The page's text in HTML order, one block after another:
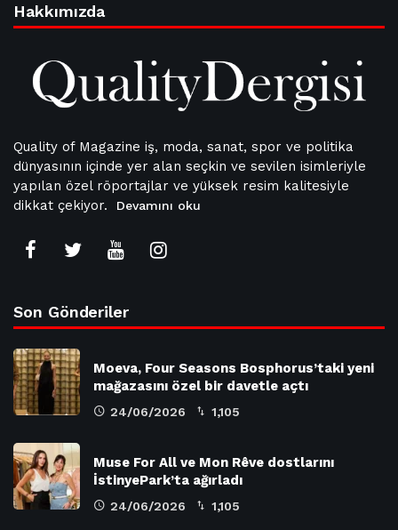
Hakkımızda
Quality of Magazine iş, moda, sanat, spor ve politika
dünyasının içinde yer alan seçkin ve sevilen isimleriyle
yapılan özel röportajlar ve yüksek resim kalitesiyle
dikkat çekiyor.
Devamını oku
Son Gönderiler
Moeva, Four Seasons Bosphorus’taki yeni
mağazasını özel bir davetle açtı
24/06/2026 1,105
Muse For All ve Mon Rêve dostlarını
İstinyePark’ta ağırladı
24/06/2026 1,105